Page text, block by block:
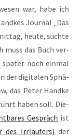
war, habe ich
Jour­nal „Das
heu­te, such­te
muss das Buch ver­
noch ein­mal
der digi­ta­len Sphä­
das Peter Hand­ke
haben soll. Die­
Gespräch ist
des Irr­läu­fers) der